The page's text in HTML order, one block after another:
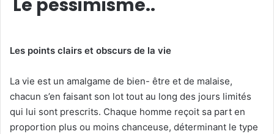
Le pessimisme..
Les points clairs et obscurs de la vie
La vie est un amalgame de bien- être et de malaise,
chacun s’en faisant son lot tout au long des jours limités
qui lui sont prescrits. Chaque homme reçoit sa part en
proportion plus ou moins chanceuse, déterminant le type